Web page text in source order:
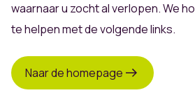
waarnaar u zocht al verlopen. We
te helpen met de volgende links.
Naar de homepage